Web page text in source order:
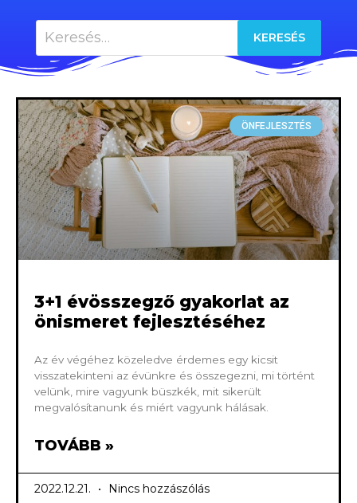
ÖNFEJLESZTÉS
3+1 évösszegző gyakorlat az
önismeret fejlesztéséhez
Az év végéhez közeledve érdemes egy kicsit
visszatekinteni az évünkre és összegezni, mi történt
velünk, mire vagyunk büszkék, mit sikerült
megvalósítanunk és miért vagyunk hálásak.
TOVÁBB »
2022.12.21. Nincs hozzászólás